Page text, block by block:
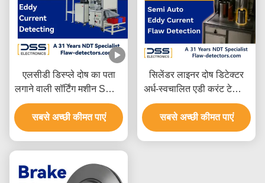
एलसीडी डिस्प्ले दोष का पता
लगाने वाली सॉर्टिंग मशीन SWT-
636
सबसे अच्छी कीमत पाएं
सिलेंडर लाइनर दोष डिटेक्टर
अर्ध-स्वचालित एडी करंट टेस्टिंग
एनडीटी
सबसे अच्छी कीमत पाएं